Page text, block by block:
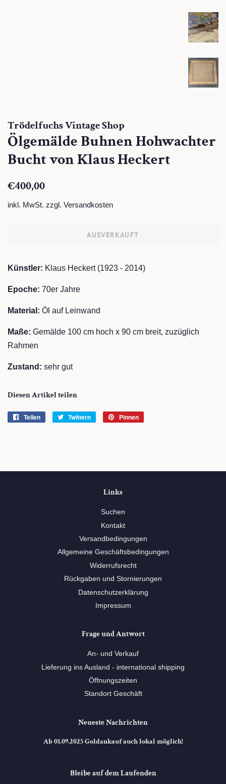
Trödelfuchs Vintage Shop
Ölgemälde Buhnen Hohwachter
Bucht von Klaus Heckert
Normaler
€400,00
inkl. MwSt. zzgl. Versandkosten
AUSVERKAUFT
Künstler: Klaus Heckert (1923 - 2014)
Epoche: 70er Jahre
Material: Öl auf Leinwand
Maße: Gemälde 100 cm hoch x 90 cm breit, zuzüglich
Rahmen
Zustand: sehr gut
Diesen Artikel teilen
Teilen Twittern Pinnen
Links
Suchen
Kontakt
Versandbedingungen
Allgemeine Geschäftsbedingungen
Widerrufsrecht
Rückgaben und Stornierungen
Datenschutzerklärung
Impressum
Frage und Antwort
An- und Verkauf
Lieferung ins Ausland - international shipping
Öffnungszeiten
Standort Geschäft
Neueste Nachrichten
Ab 01.09.2025 Goldankauf auch lokal möglich!
Bleibe auf dem Laufenden